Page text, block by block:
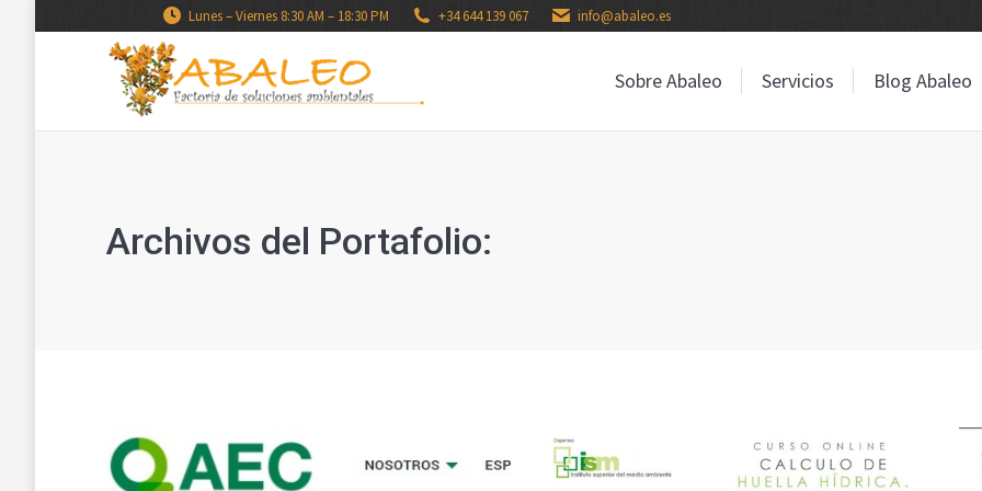
Lunes – Viernes 8:30 AM – 18:30 PM +34 644 139 067 info@abaleo.es
Sobre Abaleo Servicios Blog Abaleo
Archivos del Portafolio: